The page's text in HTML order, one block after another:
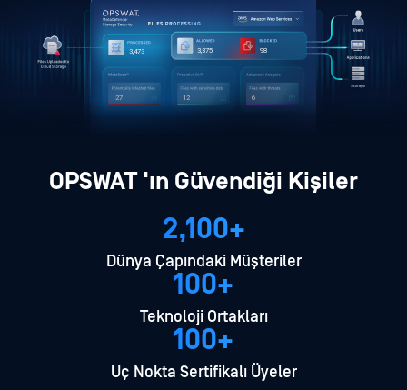
0
0 0 0
0 0
OPSWAT 'ın Güvendiği Kişiler
2,100+
Dünya Çapındaki Müşteriler
100+
Teknoloji Ortakları
100+
Uç Nokta Sertifikalı Üyeler